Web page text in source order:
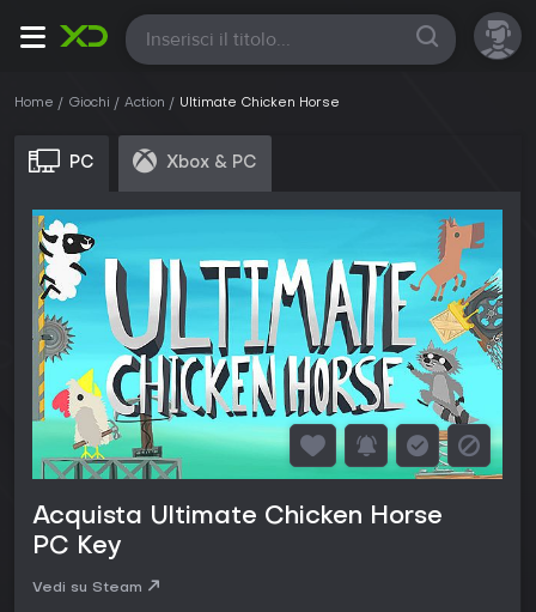
Tutte
Home Giochi Action Ultimate Chicken Horse
PC Xbox & PC
Acquista Ultimate Chicken Horse
PC Key
Vedi su Steam